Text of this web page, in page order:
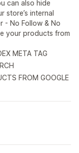
can also hide
internal
- No Follow & No
your products from
META TAG
FROM GOOGLE